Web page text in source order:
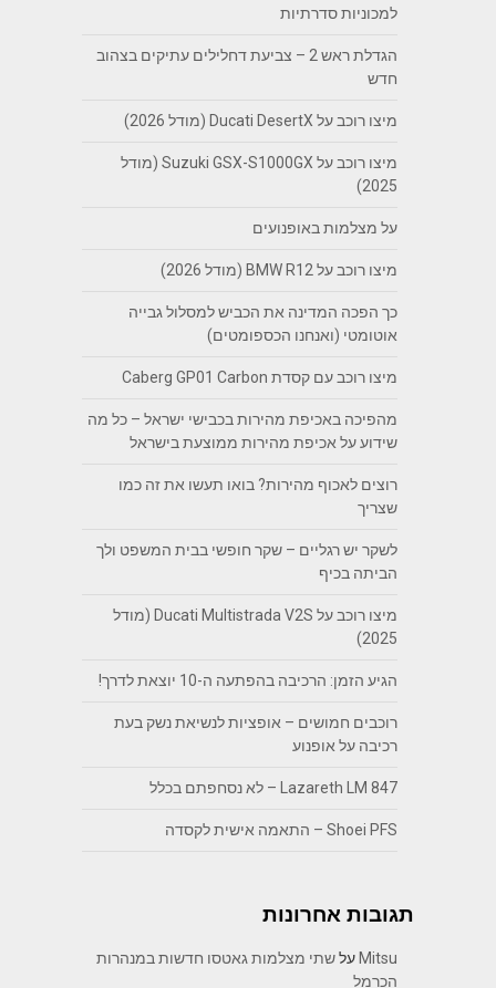
למכוניות סדרתיות
הגדלת ראש 2 – צביעת דחלילים עתיקים בצהוב
חדש
מיצו רוכב על Ducati DesertX (מודל 2026)
מיצו רוכב על Suzuki GSX-S1000GX (מודל
2025)
על מצלמות באופנועים
מיצו רוכב על BMW R12 (מודל 2026)
כך הפכה המדינה את הכביש למסלול גבייה
אוטומטי (ואנחנו הכספומטים)
מיצו רוכב עם קסדת Caberg GP01 Carbon
מהפיכה באכיפת מהירות בכבישי ישראל – כל מה
שידוע על אכיפת מהירות ממוצעת בישראל
רוצים לאכוף מהירות? בואו תעשו את זה כמו
שצריך
לשקר יש רגליים – שקר חופשי בבית המשפט ולך
הביתה בכיף
מיצו רוכב על Ducati Multistrada V2S (מודל
2025)
הגיע הזמן: הרכיבה בהפתעה ה-10 יוצאת לדרך!
רוכבים חמושים – אופציות לנשיאת נשק בעת
רכיבה על אופנוע
Lazareth LM 847 – לא נסחפתם בכלל
Shoei PFS – התאמה אישית לקסדה
תגובות אחרונות
Mitsu עלשתי מצלמות גאטסו חדשות במנהרות
הכרמל